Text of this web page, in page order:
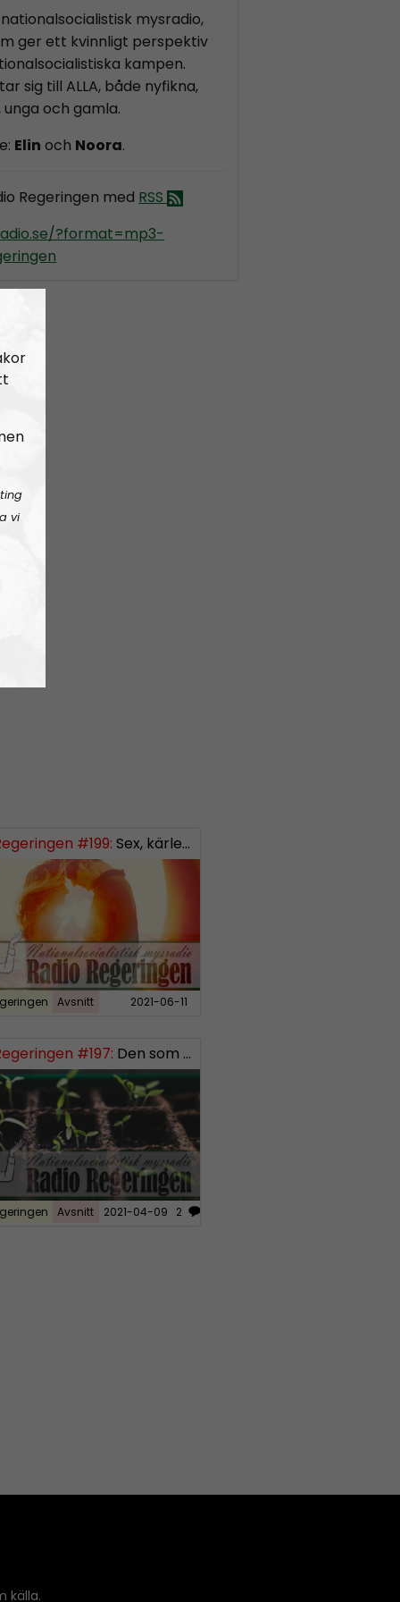
mysradio,
ger ett kvinnligt perspektiv
kampen.
sig till ALLA, både nyfikna,
och gamla.
Elin och Noora.
Regeringen med RSS
?format=mp3-
#199: Sex, kärlek och förhållanden
Avsnitt 2021-06-11
#197: Den som sår får skörda, del 3
Avsnitt 2021-04-09 2
källa.
vi